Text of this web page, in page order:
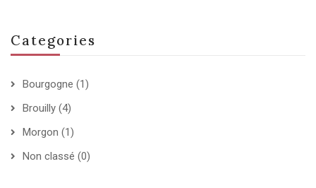
Categories
Bourgogne (1)
Brouilly (4)
Morgon (1)
Non classé (0)